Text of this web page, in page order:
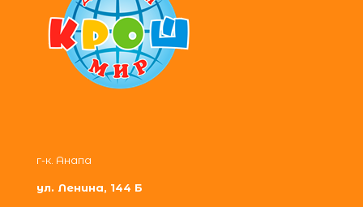
г-к. Анапа
ул. Ленина, 144 Б